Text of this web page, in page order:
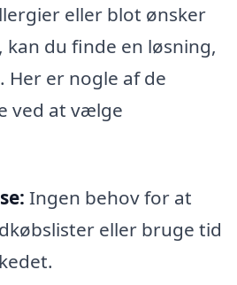
eller blot ønsker
kan du finde en løsning,
Her er nogle af de
ved at vælge
Ingen behov for at
eller bruge tid